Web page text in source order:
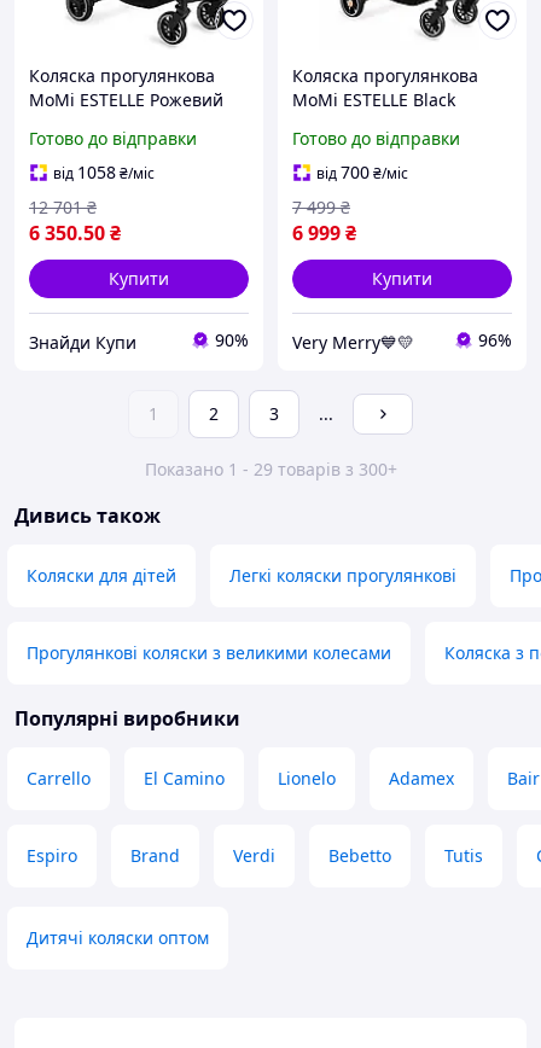
Коляска прогулянкова
MoMi ESTELLE Рожевий
кг, легка, маневрена
Готово до відправки
від 1058₴/міс
6 350.50₴
12 701 ₴
Купити
Знайди Купи 90%
Коляска прогулянкова
MoMi ESTELLE Black
Готово до відправки
від700₴/міс
6 999₴
7 499 ₴
Купити
Very Merry💙💛 96%
1 2 3 ...
Показано 1 - 29 товарів з 300+
Дивись також
Коляски для дітей Легкі коляски прогулянкові
Прогулянкові коляски з великими колесами Коляска з
Популярні виробники
Carrello El Camino Lionelo Adamex Bair
Espiro Brand Verdi Bebetto Tutis
Дитячі коляски оптом